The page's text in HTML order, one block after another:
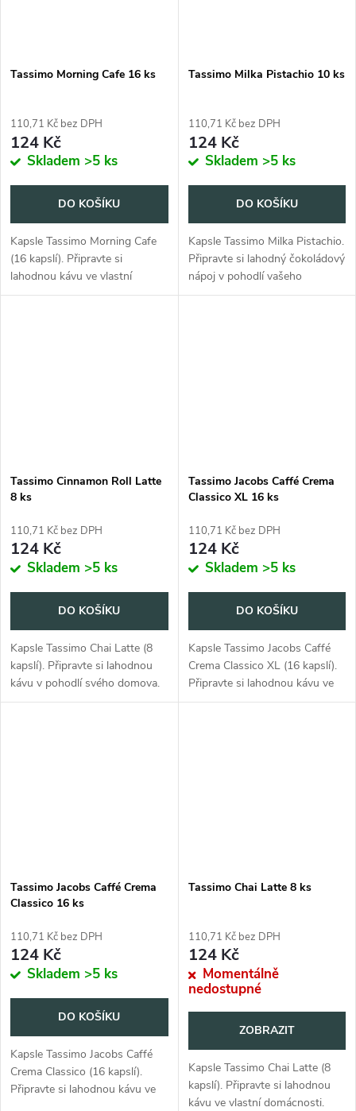
Tassimo Morning Cafe 16 ks
110,71 Kč bez DPH
124 Kč
Skladem >5 ks
DO KOŠÍKU
Kapsle Tassimo Morning Cafe
(16 kapslí). Připravte si
lahodnou kávu ve vlastní
domácnosti.
Tassimo Milka Pistachio 10 ks
110,71 Kč bez DPH
124 Kč
Skladem >5 ks
DO KOŠÍKU
Kapsle Tassimo Milka Pistachio.
Připravte si lahodný čokoládový
nápoj v pohodlí vašeho
domova.
Tassimo Cinnamon Roll Latte
8 ks
110,71 Kč bez DPH
124 Kč
Skladem >5 ks
DO KOŠÍKU
Kapsle Tassimo Chai Latte (8
kapslí). Připravte si lahodnou
kávu v pohodlí svého domova.
Tassimo Jacobs Caffé Crema
Classico XL 16 ks
110,71 Kč bez DPH
124 Kč
Skladem >5 ks
DO KOŠÍKU
Kapsle Tassimo Jacobs Caffé
Crema Classico XL (16 kapslí).
Připravte si lahodnou kávu ve
vlastní domácnosti.
Tassimo Jacobs Caffé Crema
Classico 16 ks
110,71 Kč bez DPH
124 Kč
Skladem >5 ks
DO KOŠÍKU
Kapsle Tassimo Jacobs Caffé
Crema Classico (16 kapslí).
Připravte si lahodnou kávu ve
Tassimo Chai Latte 8 ks
110,71 Kč bez DPH
124 Kč
Momentálně
nedostupné
ZOBRAZIT
Kapsle Tassimo Chai Latte (8
kapslí). Připravte si lahodnou
kávu ve vlastní domácnosti.